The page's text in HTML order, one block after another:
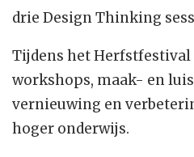
drie Design Thinking
Tijdens het Herfstfestival
workshops, maak- en
vernieuwing en
hoger onderwijs.